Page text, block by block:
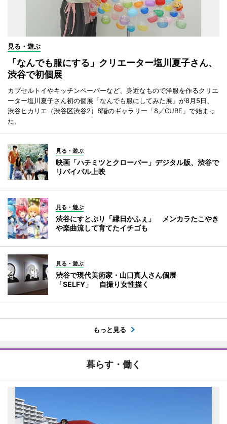
見る・遊ぶ
「なんでも服にする」クリエーター塩川夏子さん、
渋谷で初個展
カプセルトイやキッチンペーパーなど、身近なもので洋服を作るクリエ
ーター塩川夏子さん初の個展「なんでも服にしてみた展」が8月5日、
渋谷ヒカリエ（渋谷区渋谷2）8階のギャラリー「8／CUBE」で始まっ
た。
見る・遊ぶ
映画「ハチミツとクローバー」デジタル版、渋谷で
リバイバル上映
見る・遊ぶ
渋谷にすとぷり「縁日かふぇ」 メンカラたこやき
や楽曲流して育てたイチゴも
見る・遊ぶ
渋谷で現代美術家・山口真人さん個展
「SELFY」 自撮り女性描く
もっと見る
暮らす・働く